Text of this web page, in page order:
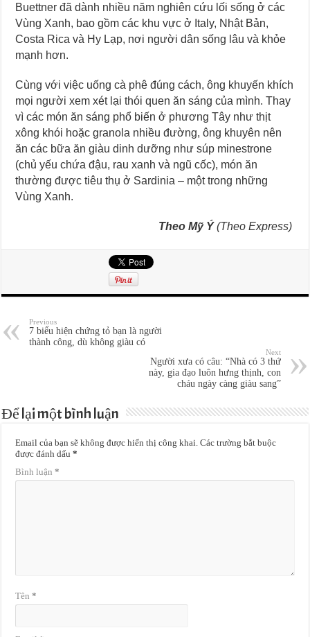
Buettner đã dành nhiều năm nghiên cứu lối sống ở các
Vùng Xanh, bao gồm các khu vực ở Italy, Nhật Bản,
Costa Rica và Hy Lạp, nơi người dân sống lâu và khỏe
mạnh hơn.
Cùng với việc uống cà phê đúng cách, ông khuyến khích
mọi người xem xét lại thói quen ăn sáng của mình. Thay
vì các món ăn sáng phổ biến ở phương Tây như thịt
xông khói hoặc granola nhiều đường, ông khuyên nên
ăn các bữa ăn giàu dinh dưỡng như súp minestrone
(chủ yếu chứa đậu, rau xanh và ngũ cốc), món ăn
thường được tiêu thụ ở Sardinia – một trong những
Vùng Xanh.
Theo Mỹ Ý(Theo Express)
Previous
7 biểu hiện chứng tỏ bạn là người
thành công, dù không giàu có
Next
Người xưa có câu: “Nhà có 3 thứ
này, gia đạo luôn hưng thịnh, con
cháu ngày càng giàu sang”
Để lại một bình luận
Email của bạn sẽ không được hiển thị công khai. Các trường bắt buộc
được đánh dấu*
Bình luận*
Tên*